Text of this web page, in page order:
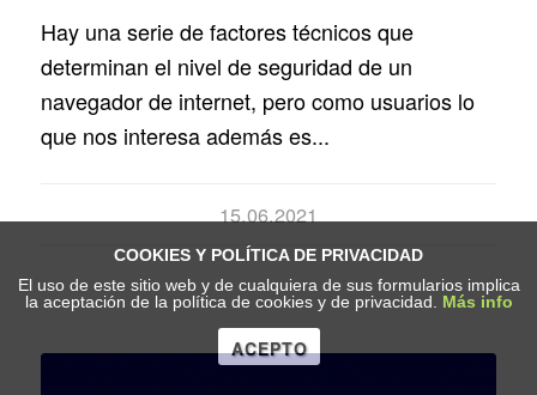
Hay una serie de factores técnicos que
determinan el nivel de seguridad de un
navegador de internet, pero como usuarios lo
que nos interesa además es...
15.06.2021
COOKIES Y POLÍTICA DE PRIVACIDAD
El uso de este sitio web y de cualquiera de sus formularios implica
la aceptación de la política de cookies y de privacidad. Más info
ACEPTO